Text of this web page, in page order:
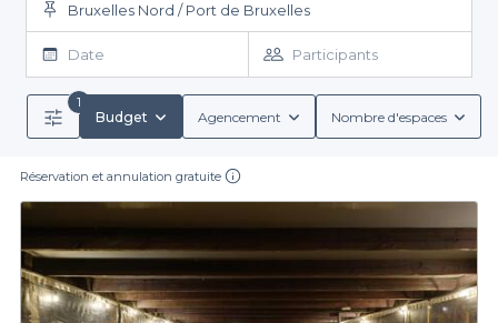
Bruxelles Nord / Port de Bruxelles
Date Participants
1
Budget
Agencement Nombre d'espaces
Réservation et annulation gratuite